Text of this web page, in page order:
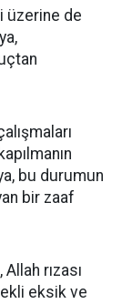
üzerine de
bu durumun
bir zaaf
rızası
eksik ve